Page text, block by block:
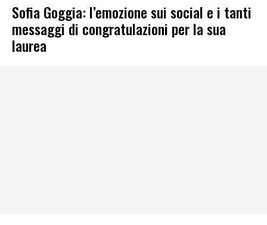
Sofia Goggia: l’emozione sui social e i tanti
messaggi di congratulazioni per la sua
laurea